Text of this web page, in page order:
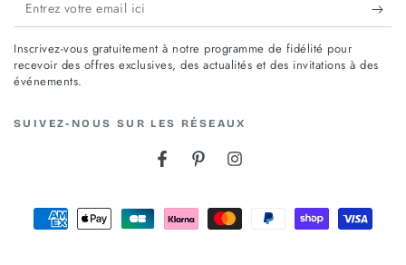
votre
email
ici
Inscrivez-vous gratuitement à notre programme de fidélité pour
recevoir des offres exclusives, des actualités et des invitations à des
événements.
SUIVEZ-NOUS SUR LES RÉSEAUX
FacebookPinterestInstagram
Modes